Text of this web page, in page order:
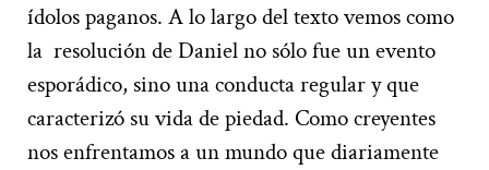
ídolos paganos. A lo largo del texto vemos como
la resolución de Daniel no sólo fue un evento
esporádico, sino una conducta regular y que
caracterizó su vida de piedad. Como creyentes
nos enfrentamos a un mundo que diariamente